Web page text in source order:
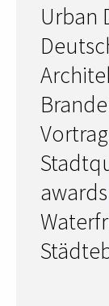
Urban
Vortrag
awards